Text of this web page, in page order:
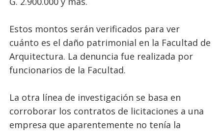
Estos montos serán verificados para ver
cuánto es el daño patrimonial en la Facultad de
Arquitectura. La denuncia fue realizada por
funcionarios de la Facultad.
La otra línea de investigación se basa en
corroborar los contratos de licitaciones a una
empresa que aparentemente no tenía la